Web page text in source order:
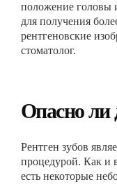
положение головы
для получения
рентгеновские
стоматолог.
Опасно ли
Рентген зубов
процедурой. Как и
есть некоторые